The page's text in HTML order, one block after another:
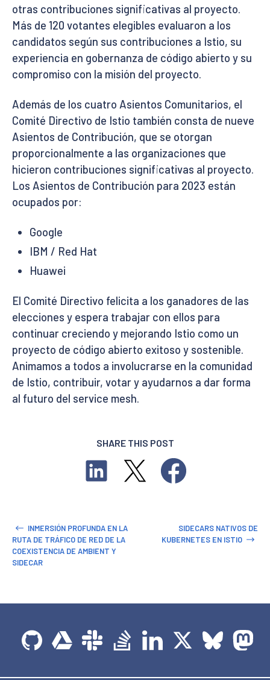
otras contribuciones significativas al proyecto.
Más de 120 votantes elegibles evaluaron a los
candidatos según sus contribuciones a Istio, su
experiencia en gobernanza de código abierto y su
compromiso con la misión del proyecto.
Además de los cuatro Asientos Comunitarios, el
Comité Directivo de Istio también consta de nueve
Asientos de Contribución, que se otorgan
proporcionalmente a las organizaciones que
hicieron contribuciones significativas al proyecto.
Los Asientos de Contribución para 2023 están
ocupados por:
Google
IBM / Red Hat
Huawei
El Comité Directivo felicita a los ganadores de las
elecciones y espera trabajar con ellos para
continuar creciendo y mejorando Istio como un
proyecto de código abierto exitoso y sostenible.
Animamos a todos a involucrarse en la comunidad
de Istio, contribuir, votar y ayudarnos a dar forma
al futuro del service mesh.
SHARE THIS POST
INMERSIÓN PROFUNDA EN LA
RUTA DE TRÁFICO DE RED DE LA
COEXISTENCIA DE AMBIENT Y
SIDECAR
SIDECARS NATIVOS DE
KUBERNETES EN ISTIO